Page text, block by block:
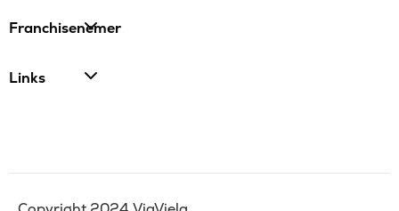
Franchisenemer
Links